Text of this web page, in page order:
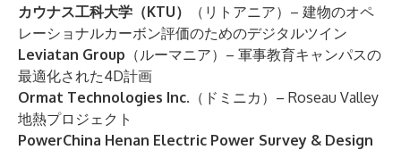
カウナス工科大学（KTU）
（リトアニア）– 建物のオペ
レーショナルカーボン評価のためのデジタルツイン
Leviatan Group （ルーマニア）– 軍事教育キャンパスの
最適化された4D計画
Ormat Technologies Inc. （ドミニカ）– Roseau Valley
地熱プロジェクト
PowerChina Henan Electric Power Survey & Design